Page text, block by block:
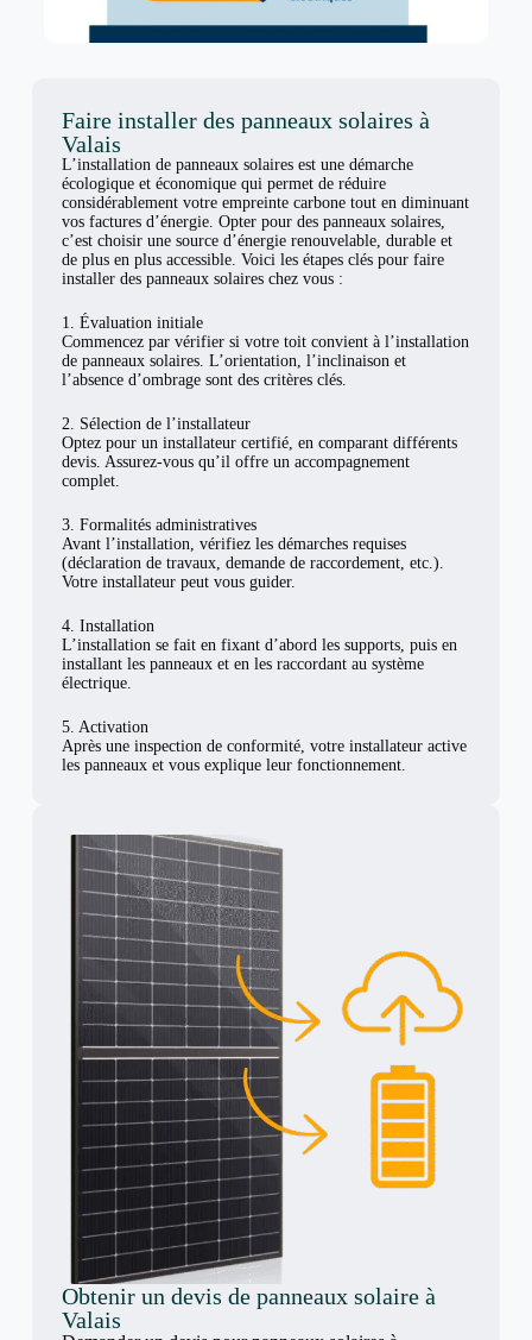
Faire installer des panneaux solaires à
Valais
L’installation de panneaux solaires est une démarche
écologique et économique qui permet de réduire
considérablement votre empreinte carbone tout en diminuant
vos factures d’énergie. Opter pour des panneaux solaires,
c’est choisir une source d’énergie renouvelable, durable et
de plus en plus accessible. Voici les étapes clés pour faire
installer des panneaux solaires chez vous :
1. Évaluation initiale
Commencez par vérifier si votre toit convient à l’installation
de panneaux solaires. L’orientation, l’inclinaison et
l’absence d’ombrage sont des critères clés.
2. Sélection de l’installateur
Optez pour un installateur certifié, en comparant différents
devis. Assurez-vous qu’il offre un accompagnement
complet.
3. Formalités administratives
Avant l’installation, vérifiez les démarches requises
(déclaration de travaux, demande de raccordement, etc.).
Votre installateur peut vous guider.
4. Installation
L’installation se fait en fixant d’abord les supports, puis en
installant les panneaux et en les raccordant au système
électrique.
5. Activation
Après une inspection de conformité, votre installateur active
les panneaux et vous explique leur fonctionnement.
Obtenir un devis de panneaux solaire à
Valais